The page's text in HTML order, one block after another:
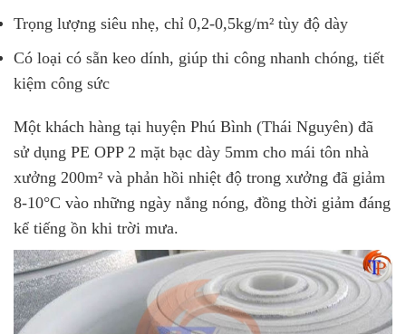
Trọng lượng siêu nhẹ, chỉ 0,2-0,5kg/m² tùy độ dày
Có loại có sẵn keo dính, giúp thi công nhanh chóng, tiết
kiệm công sức
Một khách hàng tại huyện Phú Bình (Thái Nguyên) đã
sử dụng PE OPP 2 mặt bạc dày 5mm cho mái tôn nhà
xưởng 200m² và phản hồi nhiệt độ trong xưởng đã giảm
8-10°C vào những ngày nắng nóng, đồng thời giảm đáng
kể tiếng ồn khi trời mưa.